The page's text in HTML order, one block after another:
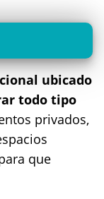
ubicado
todo tipo
privados,
que